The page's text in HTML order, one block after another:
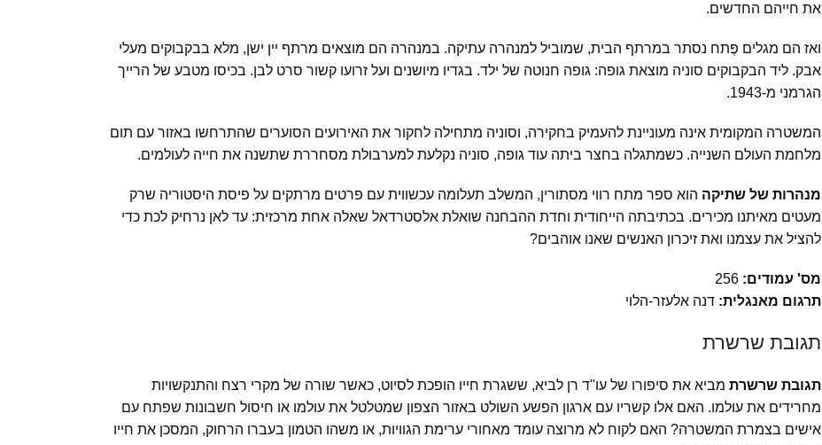
את חייהם החדשים.
ואז הם מגלים פֶּתח נסתר במרתף הבית, שמוביל למנהרה עתיקה. במנהרה הם מוצאים מרתף יין ישן, מלא בבקבוקים מעלי
אבק. ליד הבקבוקים סוניה מוצאת גופה: גופה חנוטה של ילד. בגדיו מיושנים ועל זרועו קשור סרט לבן. בכיסו מטבע של הרייך
הגרמני מ-1943.
המשטרה המקומית אינה מעוניינת להעמיק בחקירה, וסוניה מתחילה לחקור את האירועים הסוערים שהתרחשו באזור עם תום
מלחמת העולם השנייה. כשמתגלה בחצר ביתה עוד גופה, סוניה נקלעת למערבולת מסחררת שתשנה את חייה לעולמים.
מנהרות של שתיקה הוא ספר מתח רווי מסתורין, המשלב תעלומה עכשווית עם פרטים מרתקים על פיסת היסטוריה שרק
מעטים מאיתנו מכירים. בכתיבתה הייחודית וחדת ההבחנה שואלת אלסטרדאל שאלה אחת מרכזית: עד לאן נרחיק לכת כדי
להציל את עצמנו ואת זיכרון האנשים שאנו אוהבים?
מס' עמודים: 256
תרגום מאנגלית: דנה אלעזר-הלוי
תגובת שרשרת
תגובת שרשרת מביא את סיפורו של עו"ד רן לביא, ששגרת חייו הופכת לסיוט, כאשר שורה של מקרי רצח והתנקשויות
מחרידים את עולמו. האם אלו קשריו עם ארגון הפשע השולט באזור הצפון שמטלטל את עולמו או חיסול חשבונות שפתח עם
אישים בצמרת המשטרה? האם לקוח לא מרוצה עומד מאחורי ערימת הגוויות, או משהו הטמון בעברו הרחוק, המסכן את חייו